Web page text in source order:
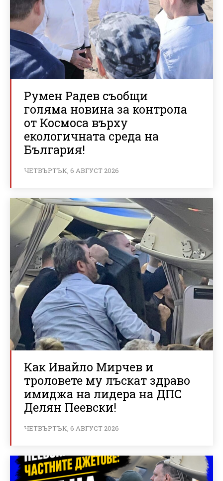
Румен Радев съобщи
голяма новина за контрола
от Космоса върху
екологичната среда на
България!
ЧЕТВЪРТЪК, 6 АВГУСТ 2026
Как Ивайло Мирчев и
троловете му лъскат здраво
имиджа на лидера на ДПС
Делян Пеевски!
ЧЕТВЪРТЪК, 6 АВГУСТ 2026